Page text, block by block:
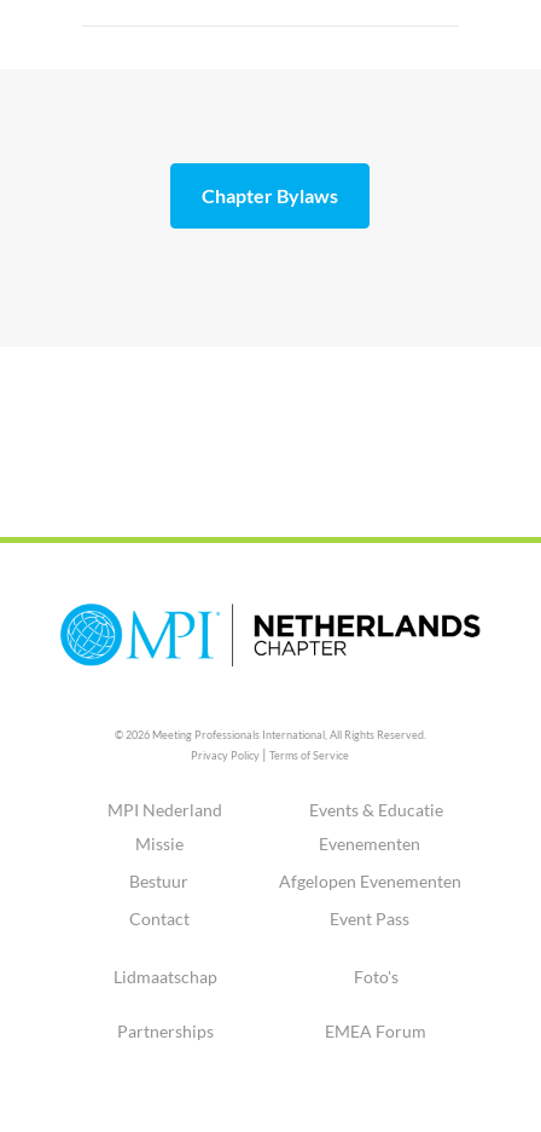
Chapter Bylaws
© 2026 Meeting Professionals International, All Rights Reserved.
Privacy Policy |Terms of Service
MPI Nederland
Missie
Bestuur
Contact
Events & Educatie
Evenementen
Afgelopen Evenementen
Event Pass
Lidmaatschap Foto's
Partnerships EMEA Forum